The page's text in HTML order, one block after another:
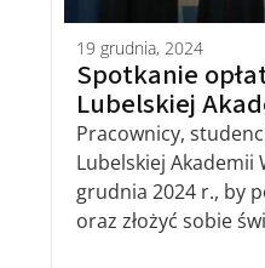
19 grudnia, 2024
Spotkanie
Lubelskiej
Pracownicy,
Lubelskiej Akademii
grudnia 2024 r., by
oraz złożyć sobie